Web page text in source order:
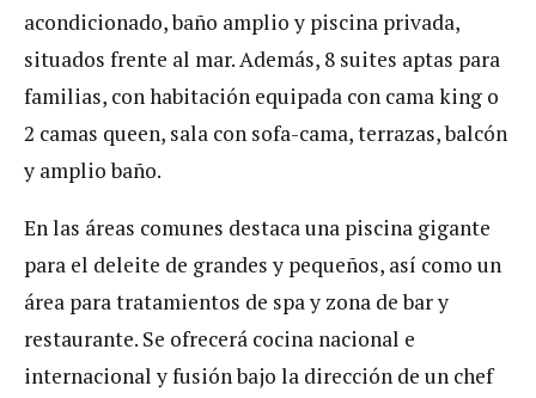
acondicionado, baño amplio y piscina privada,
situados frente al mar. Además, 8 suites aptas para
familias, con habitación equipada con cama king o
2 camas queen, sala con sofa-cama, terrazas, balcón
y amplio baño.
En las áreas comunes destaca una piscina gigante
para el deleite de grandes y pequeños, así como un
área para tratamientos de spa y zona de bar y
restaurante. Se ofrecerá cocina nacional e
internacional y fusión bajo la dirección de un chef